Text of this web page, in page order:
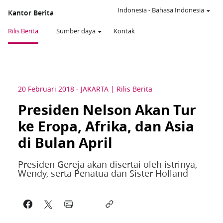
Kantor Berita
Rilis Berita Sumber daya Kontak
Indonesia- Bahasa Indonesia
20 Februari 2018 - JAKARTA Rilis Berita
Presiden Nelson Akan Tur
ke Eropa, Afrika, dan Asia
di Bulan April
Presiden Gereja akan disertai oleh istrinya,
Wendy, serta Penatua dan Sister Holland